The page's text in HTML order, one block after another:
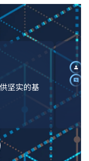
坚实的基